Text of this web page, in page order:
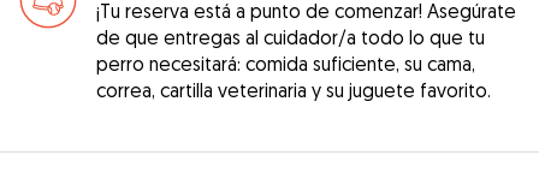
¡Tu reserva está a punto de comenzar! Asegúrate
de que entregas al cuidador/a todo lo que tu
perro necesitará: comida suficiente, su cama,
correa, cartilla veterinaria y su juguete favorito.